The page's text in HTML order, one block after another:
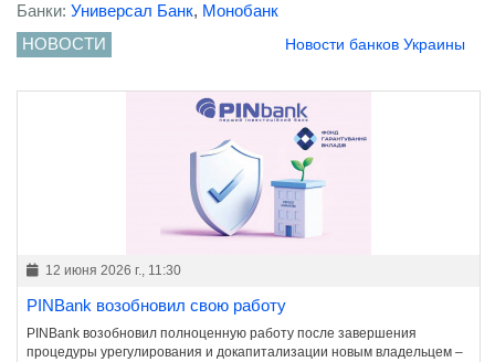
Банки: Универсал Банк, Монобанк
НОВОСТИ
Новости банков Украины
12 июня 2026 г., 11:30
PINBank возобновил свою работу
PINBank возобновил полноценную работу после завершения
процедуры урегулирования и докапитализации новым владельцем –